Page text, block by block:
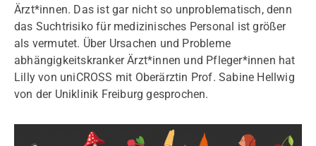
Ärzt*innen. Das ist gar nicht so unproblematisch, denn
das Suchtrisiko für medizinisches Personal ist größer
als vermutet. Über Ursachen und Probleme
abhängigkeitskranker Ärzt*innen und Pfleger*innen hat
Lilly von uniCROSS mit Oberärztin Prof. Sabine Hellwig
von der Uniklinik Freiburg gesprochen.